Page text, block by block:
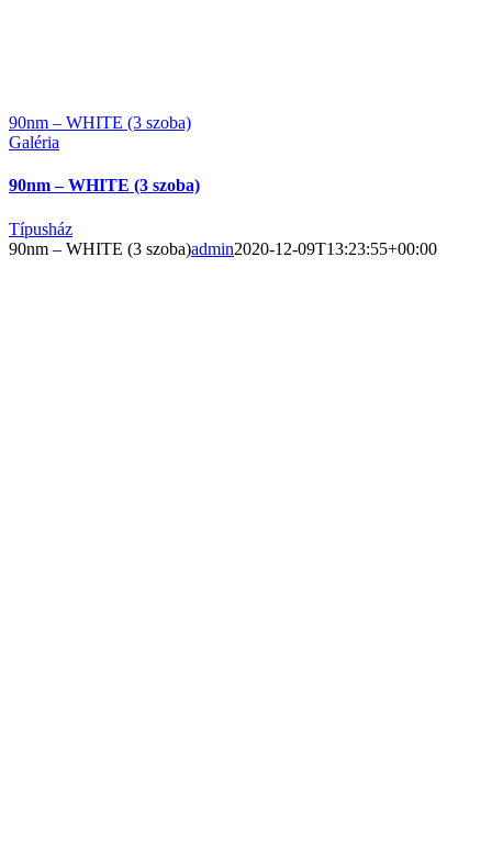
90nm – WHITE (3 szoba)
Galéria
90nm – WHITE (3 szoba)
Típusház
90nm – WHITE (3 szoba)admin2020-12-09T13:23:55+00:00